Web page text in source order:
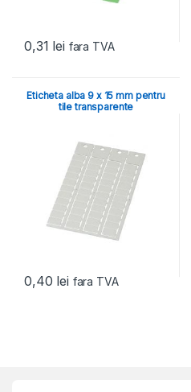
0,31 lei fara TVA
Eticheta alba 9 x 15 mm pentru
tile transparente
0,40 lei fara TVA